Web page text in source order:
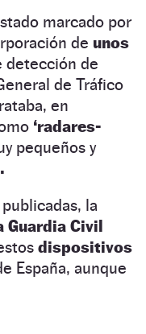
marcado por
de unos
detección de
de Tráfico
en
‘radares-
pequeños y
la
Guardia Civil
dispositivos
España, aunque